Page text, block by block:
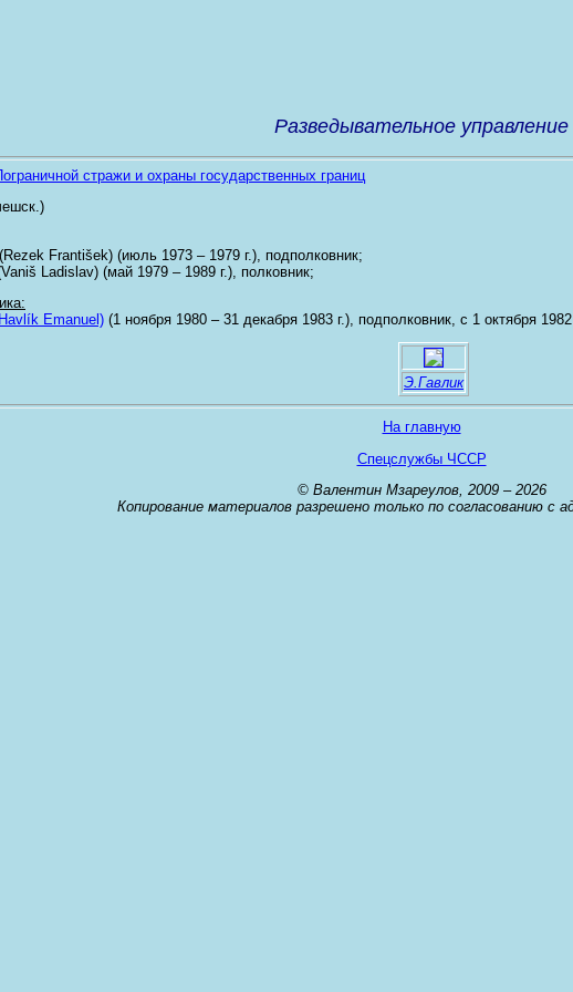
Разведывательное управление
стражи и охраны государственных границ
František) (июль 1973 – 1979 г.), подполковник;
Ladislav) (май 1979 – 1989 г.), полковник;
Emanuel) (1 ноября 1980 – 31 декабря 1983 г.), подполковник, с 1 октября
Э.Гавлик
На главную
Спецслужбы ЧССР
© Валентин Мзареулов, 2009 – 2026
Копирование материалов разрешено только по согласованию с